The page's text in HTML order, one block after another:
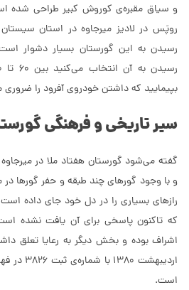
و سیاق مقبره‌ی کوروش کبیر طراحی شده
روپَس در لادیز میرجاوه در استان
رسیدن به این گورستان بسیار دشوار
بپیمایید که داشتن خودروی آفرود را ضروری
سیر تاریخی و فرهنگی
و با وجود گورهای چند طبقه و حفر گورها
رازهای بسیاری را در دل خود جای داده
که تاکنون پاسخی برای آن یافت نشده
اردیبهشت
است.